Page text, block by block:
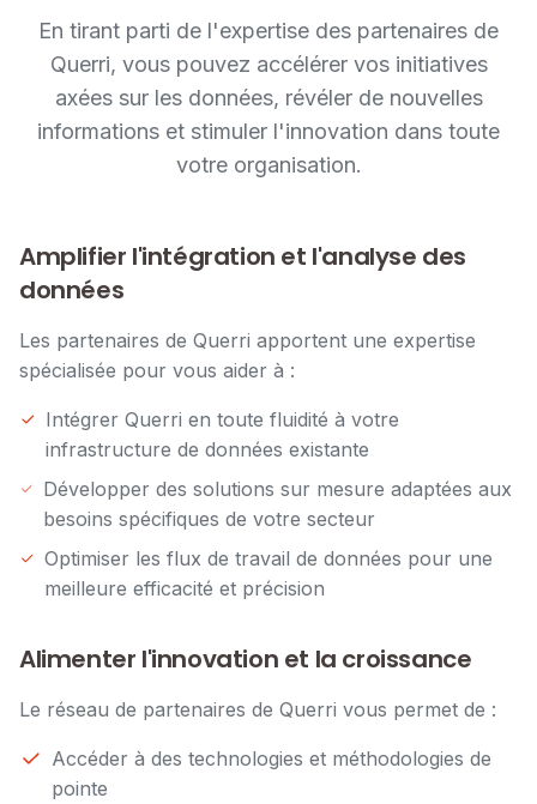
En tirant parti de l'expertise des partenaires de
Querri, vous pouvez accélérer vos initiatives
axées sur les données, révéler de nouvelles
informations et stimuler l'innovation dans toute
votre organisation.
Amplifier l'intégration et l'analyse des
données
Les partenaires de Querri apportent une expertise
spécialisée pour vous aider à :
Intégrer Querri en toute fluidité à votre
infrastructure de données existante
Développer des solutions sur mesure adaptées aux
besoins spécifiques de votre secteur
Optimiser les flux de travail de données pour une
meilleure efficacité et précision
Alimenter l'innovation et la croissance
Le réseau de partenaires de Querri vous permet de :
Accéder à des technologies et méthodologies de
pointe